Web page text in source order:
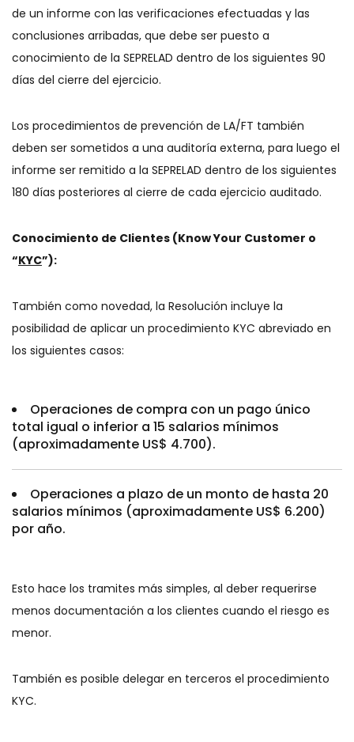
de un informe con las verificaciones efectuadas y las
conclusiones arribadas, que debe ser puesto a
conocimiento de la SEPRELAD dentro de los siguientes 90
días del cierre del ejercicio.
Los procedimientos de prevención de LA/FT también
deben ser sometidos a una auditoría externa, para luego el
informe ser remitido a la SEPRELAD dentro de los siguientes
180 días posteriores al cierre de cada ejercicio auditado.
Conocimiento de Clientes (Know Your Customer o
“KYC”):
También como novedad, la Resolución incluye la
posibilidad de aplicar un procedimiento KYC abreviado en
los siguientes casos:
Operaciones de compra con un pago único
total igual o inferior a 15 salarios mínimos
(aproximadamente US$ 4.700).
Operaciones a plazo de un monto de hasta 20
salarios mínimos (aproximadamente US$ 6.200)
por año.
Esto hace los tramites más simples, al deber requerirse
menos documentación a los clientes cuando el riesgo es
menor.
También es posible delegar en terceros el procedimiento
KYC.